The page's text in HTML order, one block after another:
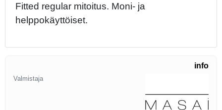
Fitted regular mitoitus. Moni- ja
helppokäyttöiset.
info
Valmistaja